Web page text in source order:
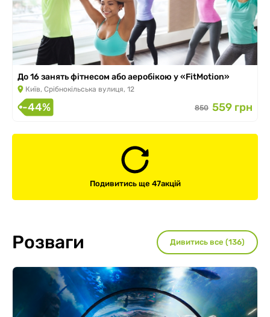
До 16 занять фітнесом або аеробікою у «FitMotion»
Київ, Срібнокільська вулиця, 12
-44% 850 559 грн
Подивитись ще 47акцій
Розваги Дивитись все (136)